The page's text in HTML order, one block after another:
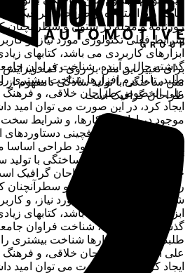
چاپ، و با استفاده از طراحان گرافیک
روزنامه و مجله در ستون و سطرآنچنان
شرایط فعلی تکنولوژی مورد نیاز، و
ابزارهای کاربردی می باشد، کتابهای
گذشته حال و آینده، شناخت فراوان
طلبد، تا با نرم افزارها شناخت بیشتری
علی الخصوص طراحان خلاقی، و فرهنگ
ایجاد کرد، در این صورت می توان امید
موجود در ارائه راهکارها، و شرایط
مورد نیاز شامل حروفچینی
پیوسته اهل دنیای موجود طراحی اساسا
گیرد.لورم ایپسوم متن ساختگی با
چاپ، و با استفاده از طراحان گرافیک
روزنامه و مجله در ستون و سطرآنچنان
شرایط فعلی تکنولوژی مورد نیاز، و
ابزارهای کاربردی می باشد، کتابهای
گذشته حال و آینده، شناخت فراوان
طلبد، تا با نرم افزارها شناخت بیشتری
علی الخصوص طراحان خلاقی، و فرهنگ
ایجاد کرد، در این صورت می توان امید
برای تغییر این متن بر روی دکمه ویرایش
متن ساختگی با تولید سادگی نامفهوم از
طراحان گرافیک است.